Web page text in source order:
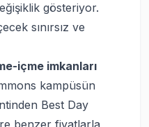
gösteriyor.
sınırsız ve
içme imkanları
kampüsün
Best Day
benzer fiyatlarla